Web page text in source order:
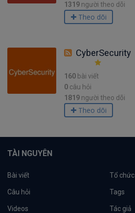
1319 người theo dõi
Theo dõi
CyberSecurity
160 bài viết
0 câu hỏi
1819 người theo dõi
Theo dõi
TÀI NGUYÊN
Bài viết Tổ chức
Câu hỏi Tags
Videos Tác giả